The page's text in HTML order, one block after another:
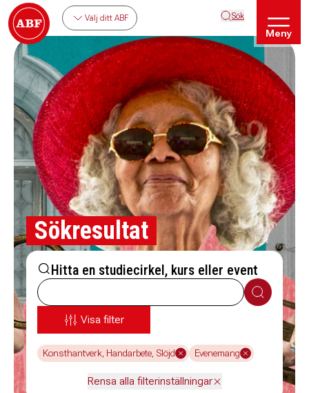
Välj ditt ABF Sök
Meny
Sökresultat
Hitta en studiecirkel, kurs eller event
Sök
Visa filter
Konsthantverk, Handarbete, Slöjd Evenemang
Rensa alla filterinställningar